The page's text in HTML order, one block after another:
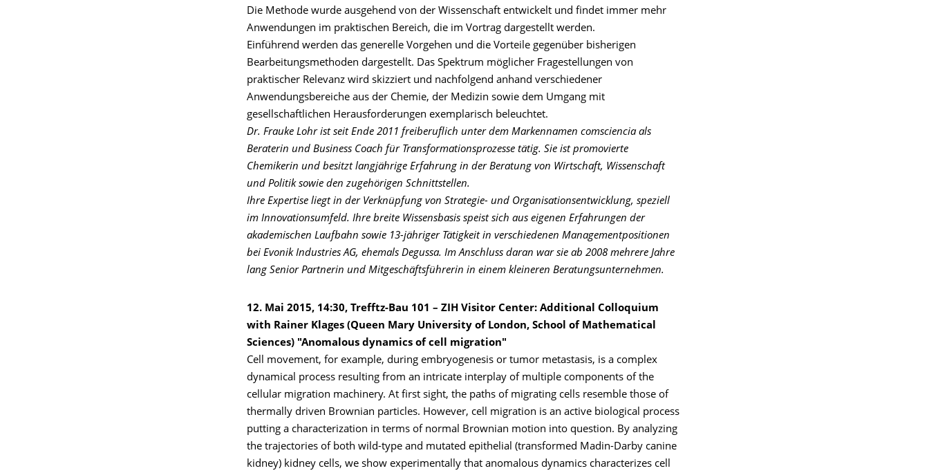
Die Methode wurde ausgehend von der Wissenschaft entwickelt und findet immer mehr
Anwendungen im praktischen Bereich, die im Vortrag dargestellt werden.
Einführend werden das generelle Vorgehen und die Vorteile gegenüber bisherigen
Bearbeitungsmethoden dargestellt. Das Spektrum möglicher Fragestellungen von
praktischer Relevanz wird skizziert und nachfolgend anhand verschiedener
Anwendungsbereiche aus der Chemie, der Medizin sowie dem Umgang mit
gesellschaftlichen Herausforderungen exemplarisch beleuchtet.
Dr. Frauke Lohr ist seit Ende 2011 freiberuflich unter dem Markennamen comsciencia als
Beraterin und Business Coach für Transformationsprozesse tätig. Sie ist promovierte
Chemikerin und besitzt langjährige Erfahrung in der Beratung von Wirtschaft, Wissenschaft
und Politik sowie den zugehörigen Schnittstellen.
Ihre Expertise liegt in der Verknüpfung von Strategie- und Organisationsentwicklung, speziell
im Innovationsumfeld. Ihre breite Wissensbasis speist sich aus eigenen Erfahrungen der
akademischen Laufbahn sowie 13-jähriger Tätigkeit in verschiedenen Managementpositionen
bei Evonik Industries AG, ehemals Degussa. Im Anschluss daran war sie ab 2008 mehrere Jahre
lang Senior Partnerin und Mitgeschäftsführerin in einem kleineren Beratungsunternehmen.
12. Mai 2015, 14:30, Trefftz-Bau 101 – ZIH Visitor Center: Additional Colloquium
with Rainer Klages (Queen Mary University of London, School of Mathematical
Sciences) "Anomalous dynamics of cell migration"
Cell movement, for example, during embryogenesis or tumor metastasis, is a complex
dynamical process resulting from an intricate interplay of multiple components of the
cellular migration machinery. At first sight, the paths of migrating cells resemble those of
thermally driven Brownian particles. However, cell migration is an active biological process
putting a characterization in terms of normal Brownian motion into question. By analyzing
the trajectories of both wild-type and mutated epithelial (transformed Madin-Darby canine
kidney) kidney cells, we show experimentally that anomalous dynamics characterizes cell